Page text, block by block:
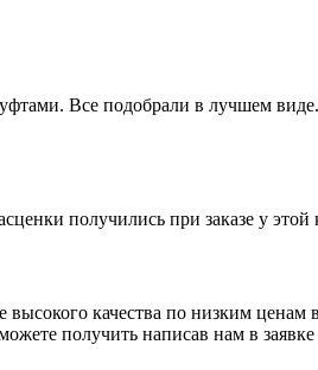
Все подобрали в лучшем
получились при заказе у
качества по низким
получить написав нам в